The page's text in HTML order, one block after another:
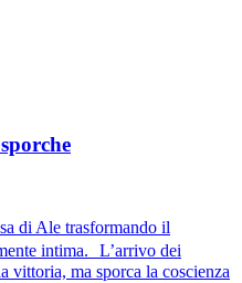
di Ale trasformando il
intima. L’arrivo dei
vittoria, ma sporca la coscienza